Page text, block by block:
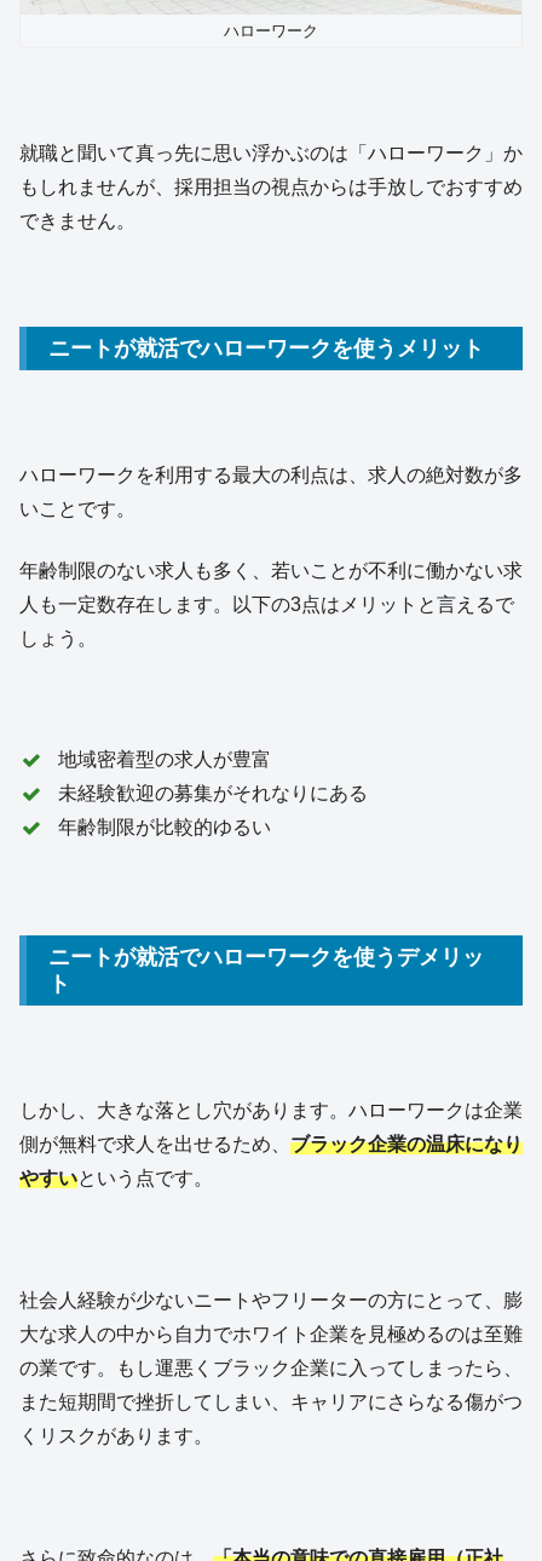
ハローワーク
就職と聞いて真っ先に思い浮かぶのは「ハローワーク」か
もしれませんが、採用担当の視点からは手放しでおすすめ
できません。
ニートが就活でハローワークを使うメリット
ハローワークを利用する最大の利点は、求人の絶対数が多
いことです。
年齢制限のない求人も多く、若いことが不利に働かない求
人も一定数存在します。以下の3点はメリットと言えるで
しょう。
地域密着型の求人が豊富
未経験歓迎の募集がそれなりにある
年齢制限が比較的ゆるい
ニートが就活でハローワークを使うデメリッ
ト
しかし、大きな落とし穴があります。ハローワークは企業
側が無料で求人を出せるため、 ブラック企業の温床になり
やすいという点です。
社会人経験が少ないニートやフリーターの方にとって、膨
大な求人の中から自力でホワイト企業を見極めるのは至難
の業です。もし運悪くブラック企業に入ってしまったら、
また短期間で挫折してしまい、キャリアにさらなる傷がつ
くリスクがあります。